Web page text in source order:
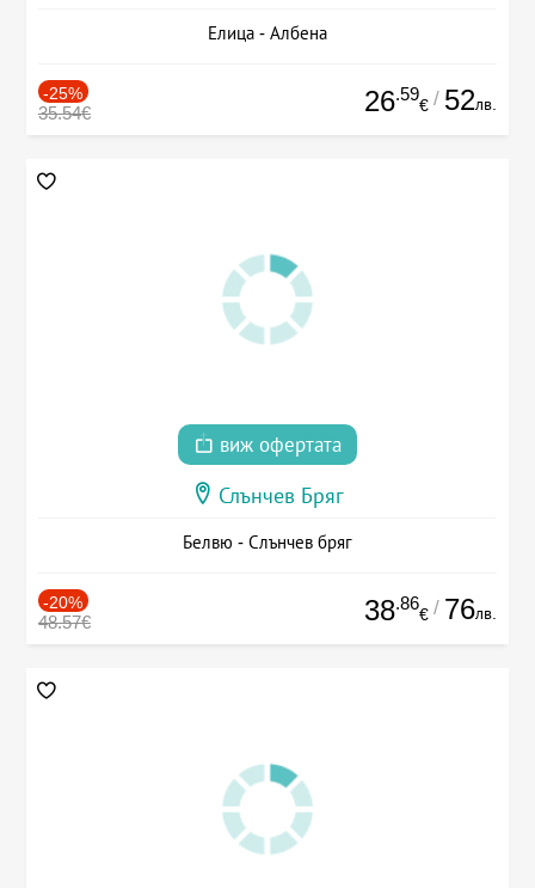
Елица - Албена
-25%
35.54€ 26.59
€ / 52лв.
виж офертата
Слънчев Бряг
Белвю - Слънчев бряг
-20%
48.57€ 38.86
€ / 76лв.